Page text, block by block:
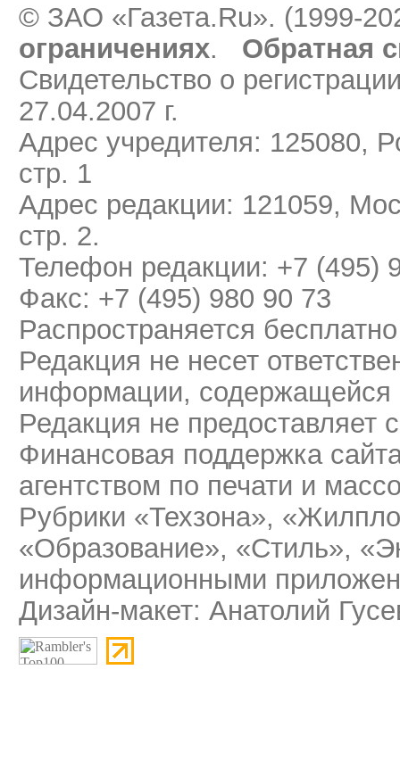
© ЗАО «Газета.Ru». (1999-
ограничениях.
Обратная
Свидетельство о
27.04.2007 г.
Адрес учредителя: 125080,
стр. 1
Адрес редакции: 121059,
стр. 2.
Телефон редакции: +7 (495)
Факс: +7 (495) 980 90 73
Распространяется бесплатно
Редакция не несет
информации, содержащейся
Редакция не предоставляет
Финансовая поддержка
агентством по печати и
Рубрики «Техзона»,
«Образование», «Стиль»,
информационными
Дизайн-макет: Анатолий